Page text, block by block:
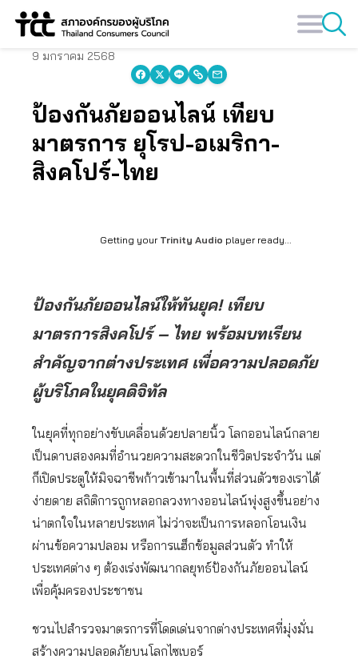
Skip
9 มกราคม 2568
ป้องกันภัยออนไลน์ เทียบ
มาตรการ ยุโรป-อเมริกา-
สิงคโปร์-ไทย
Getting your Trinity Audio player ready...
ป้องกันภัยออนไลน์ให้ทันยุค! เทียบ
มาตรการสิงคโปร์ – ไทย พร้อมบทเรียน
สำคัญจากต่างประเทศ เพื่อความปลอดภัย
ผู้บริโภคในยุคดิจิทัล
ในยุคที่ทุกอย่างขับเคลื่อนด้วยปลายนิ้ว โลกออนไลน์กลาย
เป็นดาบสองคมที่อำนวยความสะดวกในชีวิตประจำวัน แต่
ก็เปิดประตูให้มิจฉาชีพก้าวเข้ามาในพื้นที่ส่วนตัวของเราได้
ง่ายดาย สถิติการถูกหลอกลวงทางออนไลน์พุ่งสูงขึ้นอย่าง
น่าตกใจในหลายประเทศ ไม่ว่าจะเป็นการหลอกโอนเงิน
ผ่านข้อความปลอม หรือการแฮ็กข้อมูลส่วนตัว ทำให้
ประเทศต่าง ๆ ต้องเร่งพัฒนากลยุทธ์ป้องกันภัยออนไลน์
เพื่อคุ้มครองประชาชน
ชวนไปสำรวจมาตรการที่โดดเด่นจากต่างประเทศที่มุ่งมั่น
สร้างความปลอดภัยบนโลกไซเบอร์